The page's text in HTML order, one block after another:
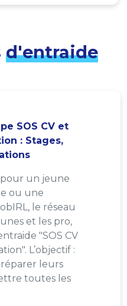
d'entraide
SOS CV et
: Stages,
un jeune
ou une
le réseau
et les pro,
"SOS CV
L’objectif :
leurs
toutes les